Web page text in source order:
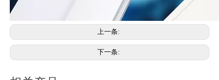
上一条:
下一条: